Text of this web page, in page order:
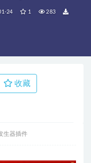
24 1 283
收藏
生器插件